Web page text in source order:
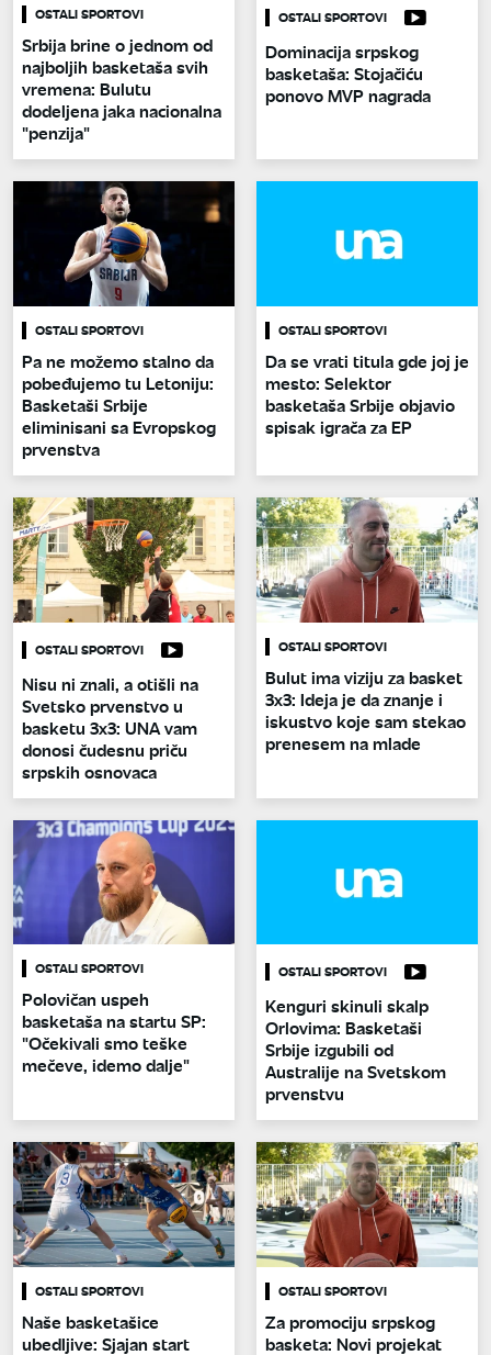
OSTALI SPORTOVI
Srbija brine o jednom od
najboljih basketaša svih
vremena: Bulutu
dodeljena jaka nacionalna
"penzija"
OSTALI SPORTOVI
Dominacija srpskog
basketaša: Stojačiću
ponovo MVP nagrada
OSTALI SPORTOVI
Pa ne možemo stalno da
pobeđujemo tu Letoniju:
Basketaši Srbije
eliminisani sa Evropskog
prvenstva
OSTALI SPORTOVI
Da se vrati titula gde joj je
mesto: Selektor
basketaša Srbije objavio
spisak igrača za EP
OSTALI SPORTOVI
Nisu ni znali, a otišli na
Svetsko prvenstvo u
basketu 3x3: UNA vam
donosi čudesnu priču
srpskih osnovaca
OSTALI SPORTOVI
Bulut ima viziju za basket
3x3: Ideja je da znanje i
iskustvo koje sam stekao
prenesem na mlade
OSTALI SPORTOVI
Polovičan uspeh
basketaša na startu SP:
"Očekivali smo teške
mečeve, idemo dalje"
OSTALI SPORTOVI
Kenguri skinuli skalp
Orlovima: Basketaši
Srbije izgubili od
Australije na Svetskom
prvenstvu
OSTALI SPORTOVI
Naše basketašice
ubedljive: Sjajan start
OSTALI SPORTOVI
Za promociju srpskog
basketa: Novi projekat